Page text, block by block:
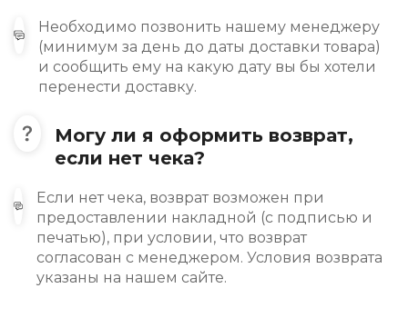
Необходимо позвонить нашему менеджеру
(минимум за день до даты доставки товара)
и сообщить ему на какую дату вы бы хотели
перенести доставку.
Могу ли я оформить возврат,
если нет чека?
Если нет чека, возврат возможен при
предоставлении накладной (с подписью и
печатью), при условии, что возврат
согласован с менеджером. Условия возврата
указаны на нашем сайте.